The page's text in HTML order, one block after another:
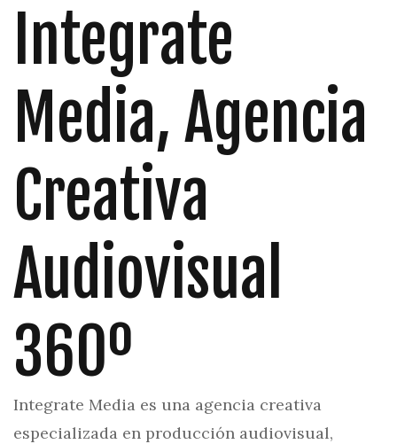
Integrate
Media, Agencia
Creativa
Audiovisual
360º
Integrate Media es una agencia creativa
especializada en producción audiovisual,